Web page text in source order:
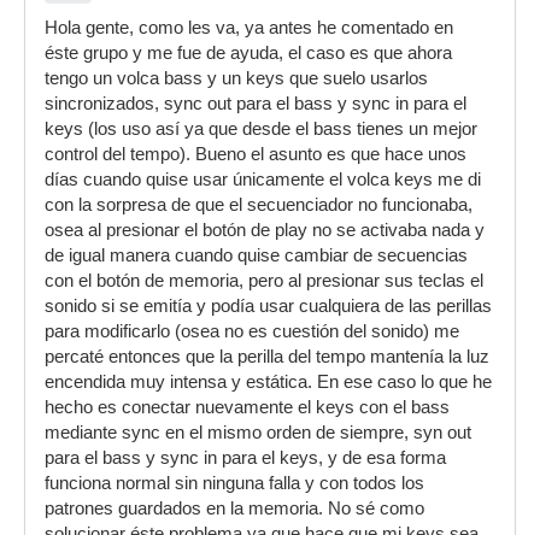
Hola gente, como les va, ya antes he comentado en
éste grupo y me fue de ayuda, el caso es que ahora
tengo un volca bass y un keys que suelo usarlos
sincronizados, sync out para el bass y sync in para el
keys (los uso así ya que desde el bass tienes un mejor
control del tempo). Bueno el asunto es que hace unos
días cuando quise usar únicamente el volca keys me di
con la sorpresa de que el secuenciador no funcionaba,
osea al presionar el botón de play no se activaba nada y
de igual manera cuando quise cambiar de secuencias
con el botón de memoria, pero al presionar sus teclas el
sonido si se emitía y podía usar cualquiera de las perillas
para modificarlo (osea no es cuestión del sonido) me
percaté entonces que la perilla del tempo mantenía la luz
encendida muy intensa y estática. En ese caso lo que he
hecho es conectar nuevamente el keys con el bass
mediante sync en el mismo orden de siempre, syn out
para el bass y sync in para el keys, y de esa forma
funciona normal sin ninguna falla y con todos los
patrones guardados en la memoria. No sé como